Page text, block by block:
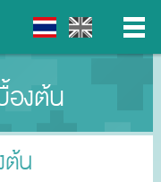
▼
งต้น
ต้น